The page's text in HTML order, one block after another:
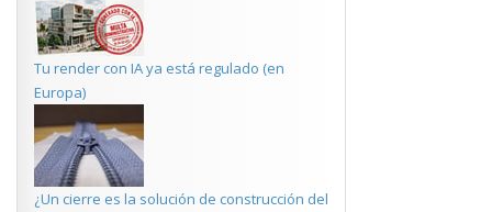
Tu render con IA ya está regulado (en
Europa)
¿Un cierre es la solución de construcción del